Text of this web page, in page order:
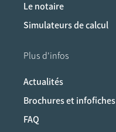
Le notaire
Simulateurs de calcul
Plus d'infos
Actualités
Brochures et infofiches
FAQ